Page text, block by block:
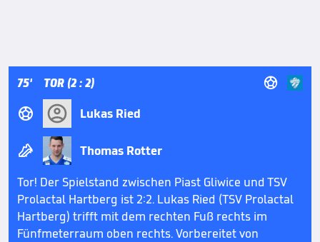
75' TOR (2 : 2) 
 Lukas Ried

Thomas Rotter
Tor! Der Spielstand zwischen Piast Gliwice und TSV
Prolactal Hartberg ist 2:2. Lukas Ried (TSV Prolactal
Hartberg) trifft mit dem rechten Fuß rechts im
Fünfmeterraum oben rechts. Vorbereitet von